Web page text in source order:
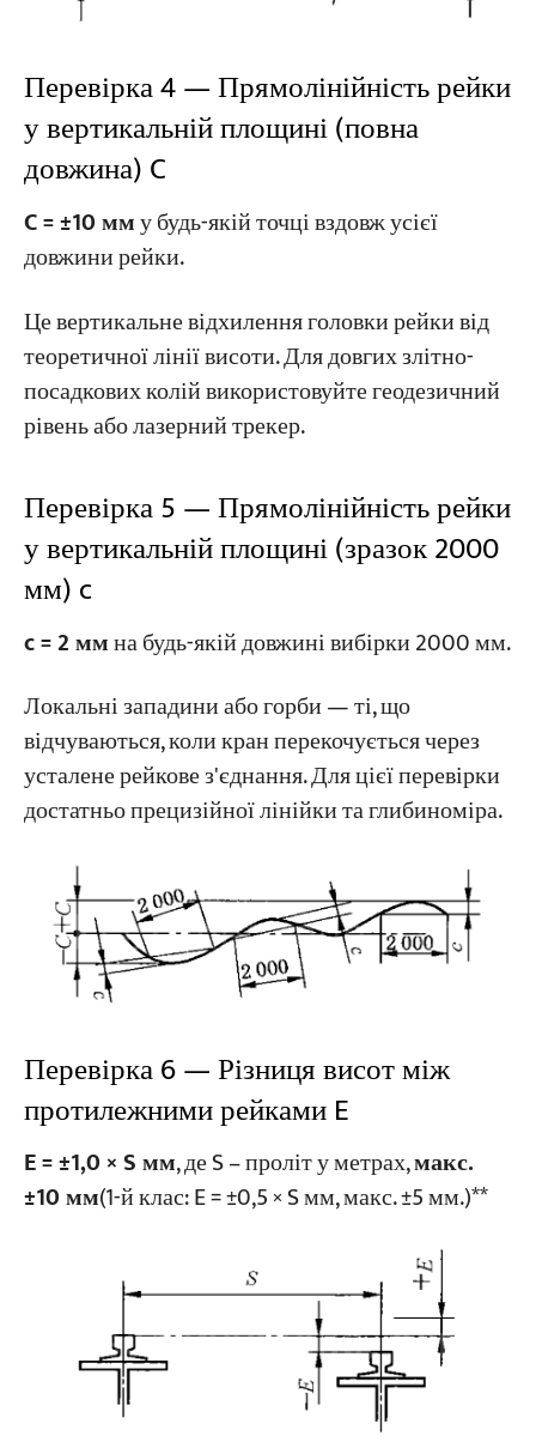
Перевірка 4 — Прямолінійність рейки
у вертикальній площині (повна
довжина) C
C = ±10 мму будь-якій точці вздовж усієї
довжини рейки.
Це вертикальне відхилення головки рейки від
теоретичної лінії висоти. Для довгих злітно-
посадкових колій використовуйте геодезичний
рівень або лазерний трекер.
Перевірка 5 — Прямолінійність рейки
у вертикальній площині (зразок 2000
мм) c
c = 2 ммна будь-якій довжині вибірки 2000 мм.
Локальні западини або горби — ті, що
відчуваються, коли кран перекочується через
усталене рейкове з'єднання. Для цієї перевірки
достатньо прецизійної лінійки та глибиноміра.
Перевірка 6 — Різниця висот між
протилежними рейками E
E = ±1,0 × S мм, де S – проліт у метрах,макс.
±10 мм(1-й клас: E = ±0,5 × S мм, макс. ±5 мм.)**